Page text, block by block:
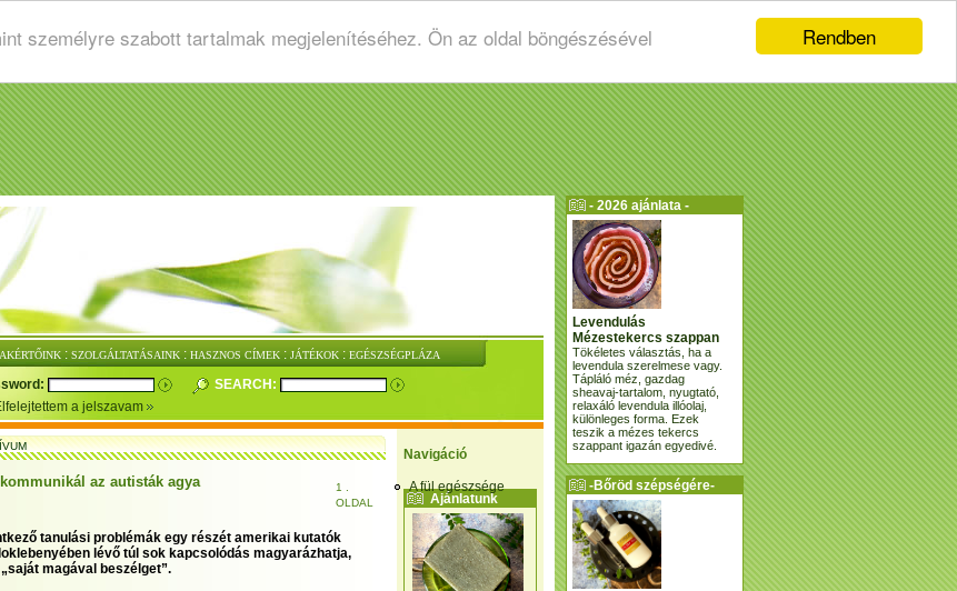
Rendben
személyre szabott tartalmak megjelenítéséhez. Ön az oldal böngészésével
: SZOLGÁLTATÁSAINK : HASZNOS CÍMEK : JÁTÉKOK : EGÉSZSÉGPLÁZA
SEARCH:
a jelszavam
Navigáció
A fül egészsége
Ajánlatunk
az autisták agya
1 .
OLDAL
tanulási problémák egy részét amerikai kutatók
lévő túl sok kapcsolódás magyarázhatja,
magával beszélget”.
- 2026 ajánlata -
Levendulás
Mézestekercs szappan
Tökéletes választás, ha a
levendula szerelmese vagy.
Tápláló méz, gazdag
sheavaj-tartalom, nyugtató,
relaxáló levendula illóolaj,
különleges forma. Ezek
teszik a mézes tekercs
szappant igazán egyedivé.
-Bőröd szépségére-